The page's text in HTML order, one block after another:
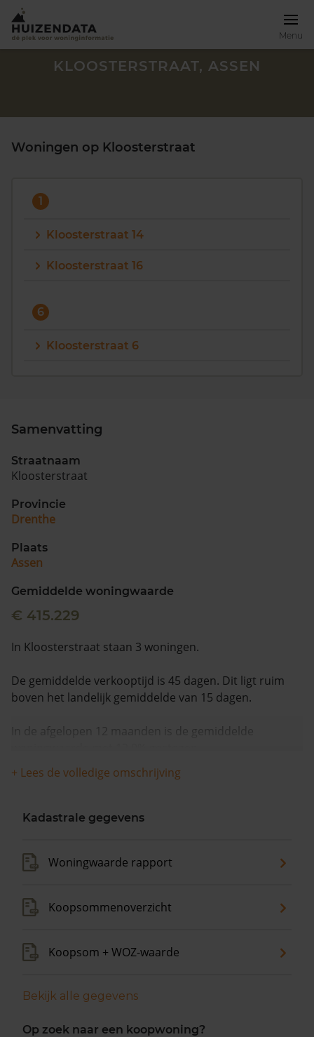
Menu
Vragen? Neem contact met ons op
KLOOSTERSTRAAT, ASSEN
Woningen op Kloosterstraat
1
Kloosterstraat 14
Kloosterstraat 16
6
Kloosterstraat 6
Samenvatting
Straatnaam
Kloosterstraat
Provincie
Drenthe
Plaats
Assen
Gemiddelde woningwaarde
€ 415.229
In Kloosterstraat staan 3 woningen.
De gemiddelde verkooptijd is 45 dagen. Dit ligt ruim
boven het landelijk gemiddelde van 15 dagen.
In de afgelopen 12 maanden is de gemiddelde
+ Lees de volledige omschrijving
Kadastrale gegevens
Woningwaarde rapport
Koopsommenoverzicht
Koopsom + WOZ-waarde
Bekijk alle gegevens
Op zoek naar een koopwoning?